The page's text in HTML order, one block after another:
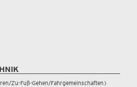
Zu-Fuß-Gehen/Fahrgemeinschaften)